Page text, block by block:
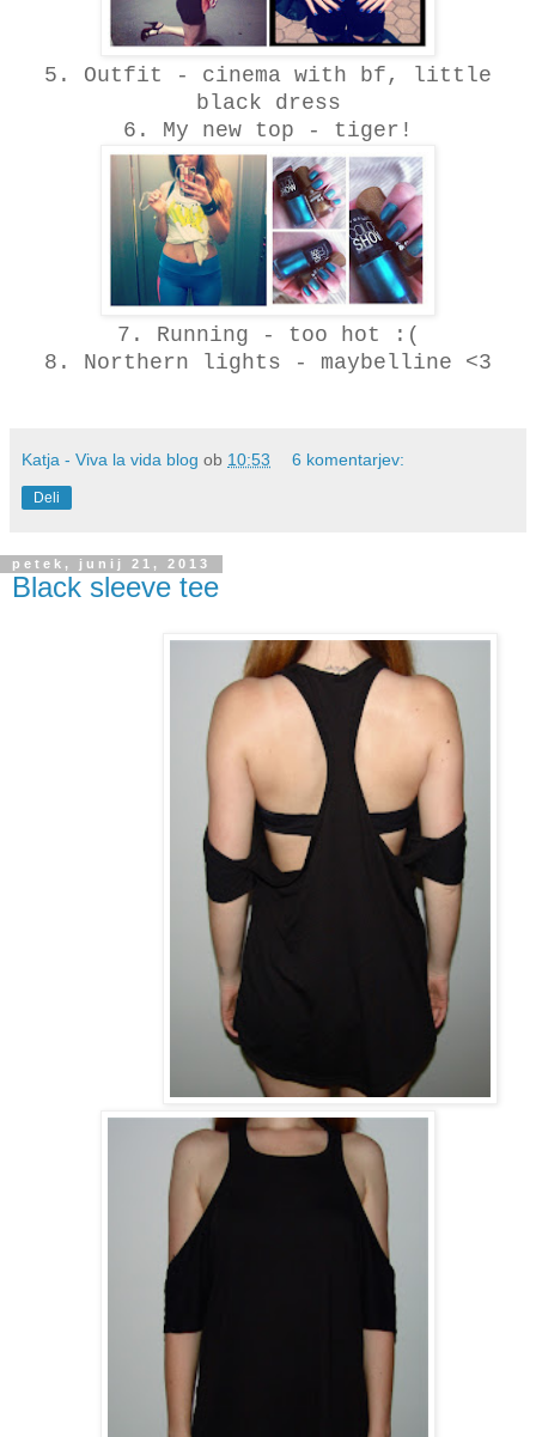
5. Outfit - cinema with bf, little
black dress
6. My new top - tiger!
7. Running - too hot :(
8. Northern lights - maybelline <3
Katja - Viva la vida blog ob 10:53 6 komentarjev:
Deli
petek, junij 21, 2013
Black sleeve tee